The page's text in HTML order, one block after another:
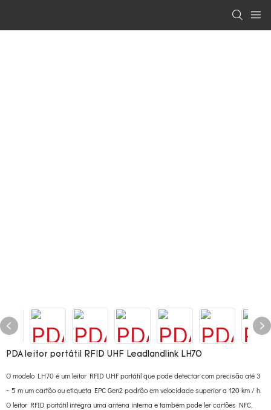
PDA leitor portátil RFID UHF Leadlandlink LH70
O modelo LH70 é um leitor RFID UHF portátil que pode detectar com precisão até 3
~ 5 m um cartão ou etiqueta EPC Gen2 padrão em velocidade superior a 120 km / h.
O leitor RFID portátil integra uma antena interna e também pode ler cartões NFC,